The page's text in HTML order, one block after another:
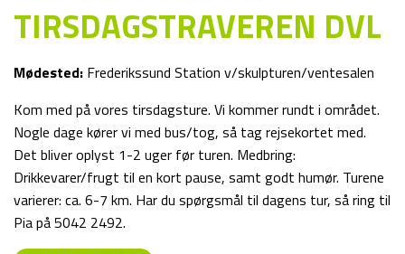
TIRSDAGSTRAVEREN DVL
Mødested: Frederikssund Station v/skulpturen/ventesalen
Kom med på vores tirsdagsture. Vi kommer rundt i området.
Nogle dage kører vi med bus/tog, så tag rejsekortet med.
Det bliver oplyst 1-2 uger før turen. Medbring:
Drikkevarer/frugt til en kort pause, samt godt humør. Turene
varierer: ca. 6-7 km. Har du spørgsmål til dagens tur, så ring til
Pia på 5042 2492.